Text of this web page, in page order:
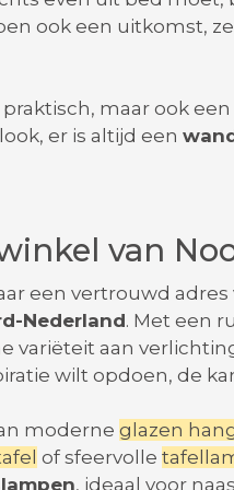
ook een uitkomst,
maar ook
er is altijd een
van
een vertrouwd
Nederland. Met een
variëteit aan
wilt opdoen, de
moderne glazen
of sfeervolle
, ideaal voor